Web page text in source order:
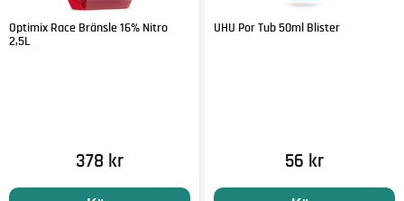
Optimix Race Bränsle 16% Nitro
2,5L
378 kr
UHU Por Tub 50ml Blister
56 kr